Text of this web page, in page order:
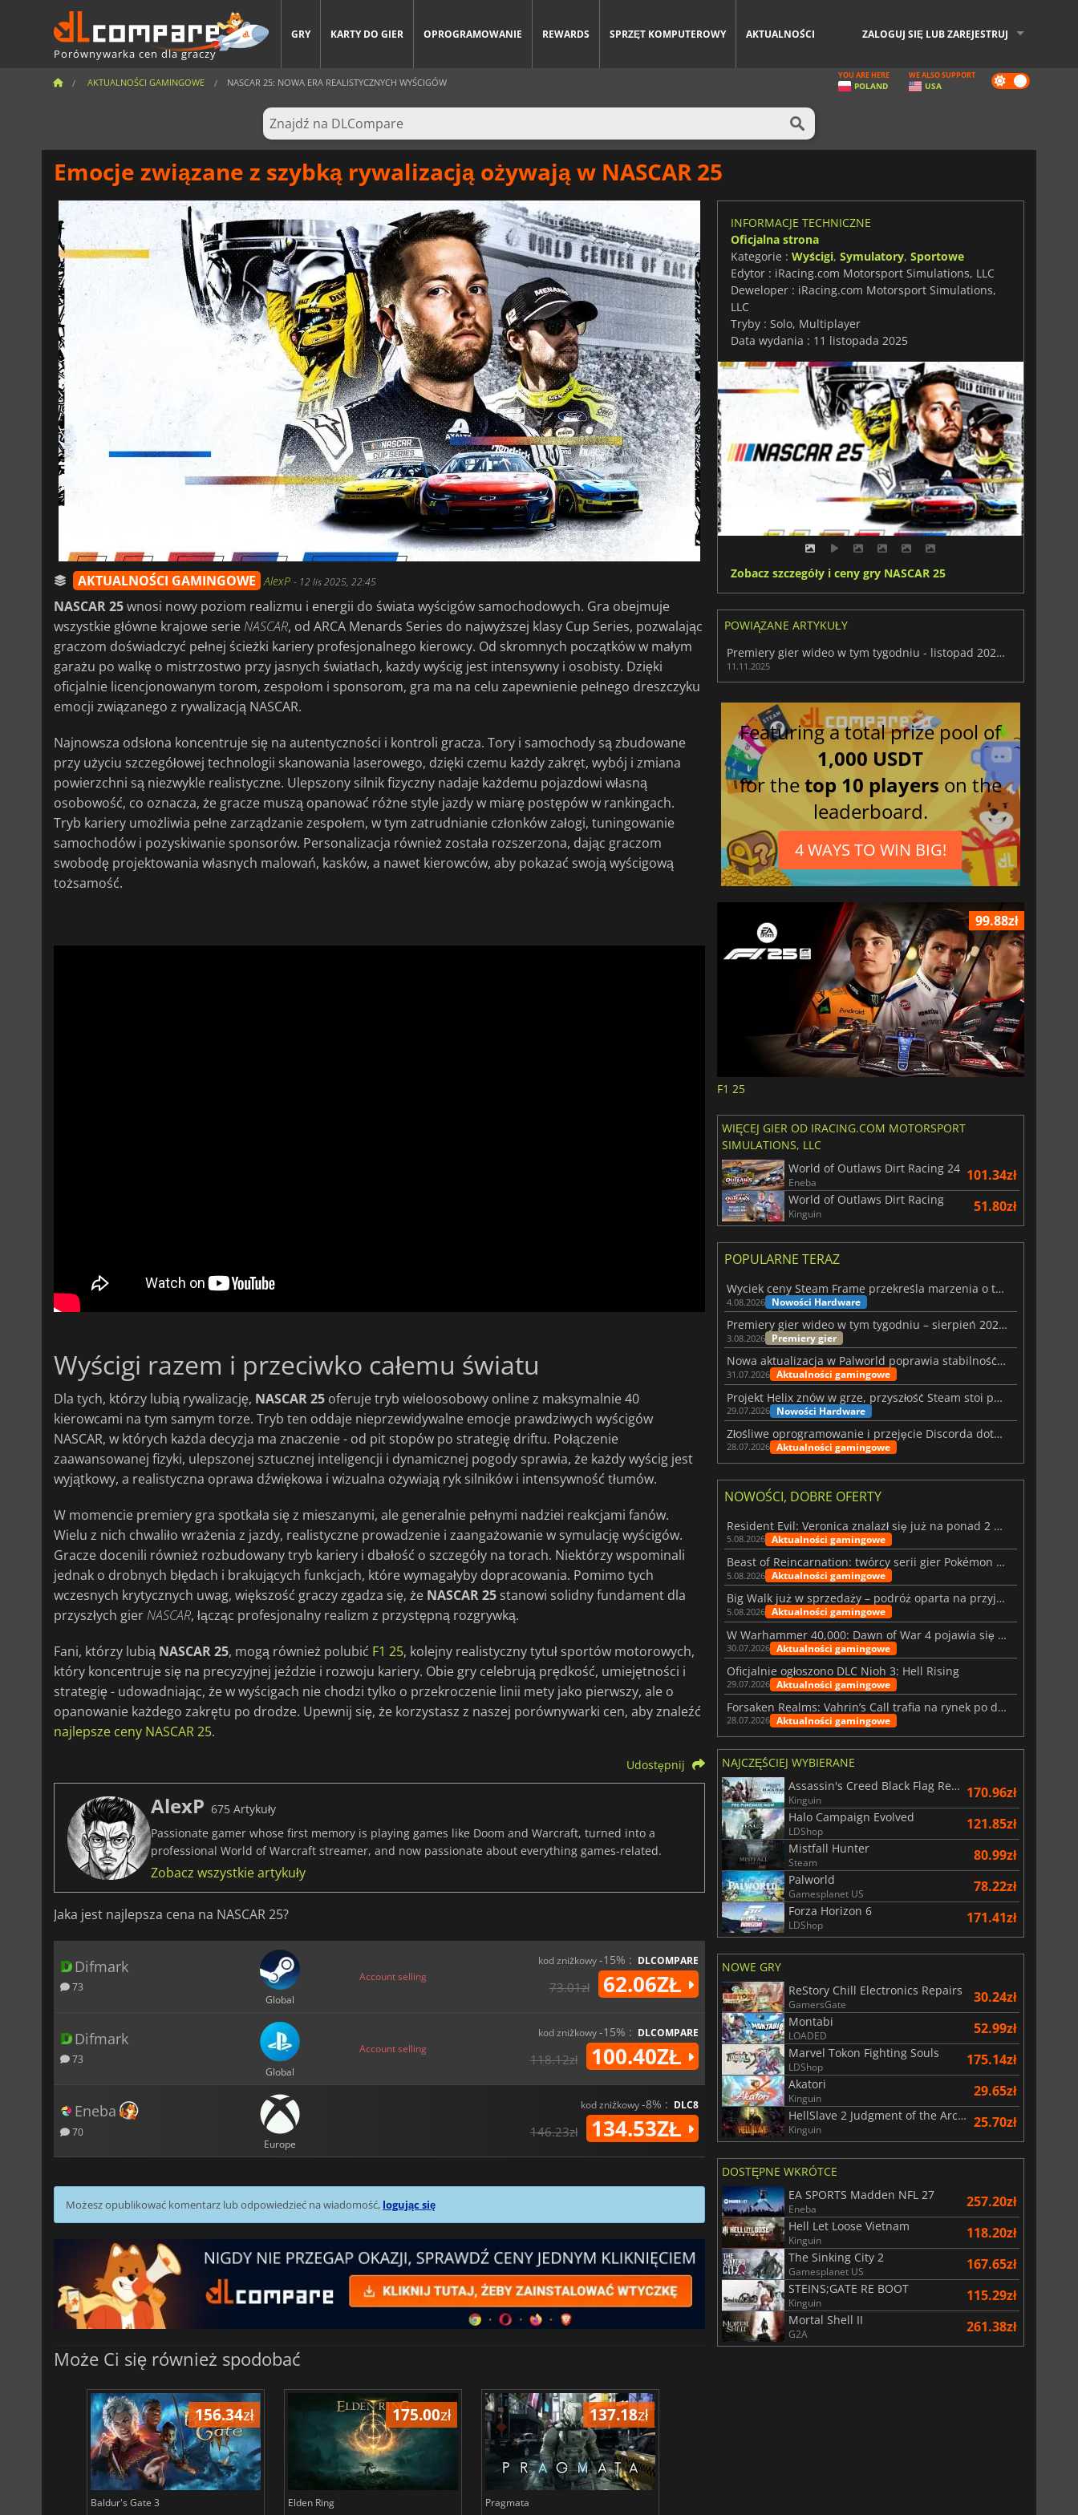
Porównywarka cen dla graczy
GRY KARTY DO GIER OPROGRAMOWANIE REWARDS SPRZĘT KOMPUTEROWY AKTUALNOŚCI ZALOGUJ SIĘ LUB ZAREJESTRUJ
AKTUALNOŚCI GAMINGOWE NASCAR 25: NOWA ERA REALISTYCZNYCH WYŚCIGÓW Dark
mode
YOU ARE HERE
POLAND
WE ALSO SUPPORT
USA
Emocje związane z szybką rywalizacją ożywają w NASCAR 25
AKTUALNOŚCI GAMINGOWE AlexP - 12 lis 2025, 22:45
NASCAR 25wnosi nowy poziom realizmu i energii do świata wyścigów samochodowych. Gra obejmuje
wszystkie główne krajowe serieNASCAR, od ARCA Menards Series do najwyższej klasy Cup Series, pozwalając
graczom doświadczyć pełnej ścieżki kariery profesjonalnego kierowcy. Od skromnych początków w małym
garażu po walkę o mistrzostwo przy jasnych światłach, każdy wyścig jest intensywny i osobisty. Dzięki
oficjalnie licencjonowanym torom, zespołom i sponsorom, gra ma na celu zapewnienie pełnego dreszczyku
emocji związanego z rywalizacją NASCAR.
Najnowsza odsłona koncentruje się na autentyczności i kontroli gracza. Tory i samochody są zbudowane
przy użyciu szczegółowej technologii skanowania laserowego, dzięki czemu każdy zakręt, wybój i zmiana
powierzchni są niezwykle realistyczne. Ulepszony silnik fizyczny nadaje każdemu pojazdowi własną
osobowość, co oznacza, że gracze muszą opanować różne style jazdy w miarę postępów w rankingach.
Tryb kariery umożliwia pełne zarządzanie zespołem, w tym zatrudnianie członków załogi, tuningowanie
samochodów i pozyskiwanie sponsorów. Personalizacja również została rozszerzona, dając graczom
swobodę projektowania własnych malowań, kasków, a nawet kierowców, aby pokazać swoją wyścigową
tożsamość.
Wyścigi razem i przeciwko całemu światu
Dla tych, którzy lubią rywalizację, NASCAR 25 oferuje tryb wieloosobowy online z maksymalnie 40
kierowcami na tym samym torze. Tryb ten oddaje nieprzewidywalne emocje prawdziwych wyścigów
NASCAR, w których każda decyzja ma znaczenie - od pit stopów po strategię driftu. Połączenie
zaawansowanej fizyki, ulepszonej sztucznej inteligencji i dynamicznej pogody sprawia, że każdy wyścig jest
wyjątkowy, a realistyczna oprawa dźwiękowa i wizualna ożywiają ryk silników i intensywność tłumów.
W momencie premiery gra spotkała się z mieszanymi, ale generalnie pełnymi nadziei reakcjami fanów.
Wielu z nich chwaliło wrażenia z jazdy, realistyczne prowadzenie i zaangażowanie w symulację wyścigów.
Gracze docenili również rozbudowany tryb kariery i dbałość o szczegóły na torach. Niektórzy wspominali
jednak o drobnych błędach i brakujących funkcjach, które wymagałyby dopracowania. Pomimo tych
wczesnych krytycznych uwag, większość graczy zgadza się, że NASCAR 25 stanowi solidny fundament dla
przyszłych gierNASCAR, łącząc profesjonalny realizm z przystępną rozgrywką.
Fani, którzy lubią NASCAR 25, mogą również polubić F1 25, kolejny realistyczny tytuł sportów motorowych,
który koncentruje się na precyzyjnej jeździe i rozwoju kariery. Obie gry celebrują prędkość, umiejętności i
strategię - udowadniając, że w wyścigach nie chodzi tylko o przekroczenie linii mety jako pierwszy, ale o
opanowanie każdego zakrętu po drodze. Upewnij się, że korzystasz z naszej porównywarki cen, aby znaleźć
najlepsze ceny NASCAR 25.
Udostępnij
AlexP 675 Artykuły
Passionate gamer whose first memory is playing games like Doom and Warcraft, turned into a
professional World of Warcraft streamer, and now passionate about everything games-related.
Zobacz wszystkie artykuły
Jaka jest najlepsza cena na NASCAR 25?
Difmark
73
Global
Account selling
kod zniżkowy-15% : DLCOMPARE
73.01zł 62.06ZŁ
Difmark
73
Global
Account selling
kod zniżkowy-15% : DLCOMPARE
118.12zł 100.40ZŁ
Eneba
70
Europe
kod zniżkowy-8% : DLC8
146.23zł 134.53ZŁ
Możesz opublikować komentarz lub odpowiedzieć na wiadomość, logując się
Może Ci się również spodobać
156.34zł
Baldur's Gate 3
175.00zł
Elden Ring
137.18zł
Pragmata
INFORMACJE TECHNICZNE
Oficjalna strona
Kategorie : Wyścigi, Symulatory, Sportowe
Edytor : iRacing.com Motorsport Simulations, LLC
Deweloper : iRacing.com Motorsport Simulations,
LLC
Tryby : Solo, Multiplayer
Data wydania : 11 listopada 2025
Zobacz szczegóły i ceny gry NASCAR 25
POWIĄZANE ARTYKUŁY
Premiery gier wideo w tym tygodniu - listopad 2025 (tydzień 46)
11.11.2025
Featuring a total prize pool of
1,000 USDT
for thetop 10 players on the
leaderboard.
4 WAYS TO WIN BIG!
99.88zł
F1 25
WIĘCEJ GIER OD IRACING.COM MOTORSPORT
SIMULATIONS, LLC
World of Outlaws Dirt Racing 24
Eneba 101.34zł
World of Outlaws Dirt Racing
Kinguin 51.80zł
POPULARNE TERAZ
Wyciek ceny Steam Frame przekreśla marzenia o tanim zestawie VR
4.08.2026 Nowości Hardware
Premiery gier wideo w tym tygodniu – sierpień 2026 r. (32. tydzień)
3.08.2026 Premiery gier
Nowa aktualizacja w Palworld poprawia stabilność Sunreach i walk z bossami
31.07.2026 Aktualności gamingowe
Projekt Helix znów w grze, przyszłość Steam stoi pod znakiem zapytania
29.07.2026 Nowości Hardware
Złośliwe oprogramowanie i przejęcie Discorda dotknęły Meccha Chameleon
28.07.2026 Aktualności gamingowe
NOWOŚCI, DOBRE OFERTY
Resident Evil: Veronica znalazł się już na ponad 2 milionach list życzeń
5.08.2026 Aktualności gamingowe
Beast of Reincarnation: twórcy serii gier Pokémon wkraczają na nową ścieżkę
5.08.2026 Aktualności gamingowe
Big Walk już w sprzedaży – podróż oparta na przyjaźni
5.08.2026 Aktualności gamingowe
W Warhammer 40,000: Dawn of War 4 pojawia się frakcja Nekronów
30.07.2026 Aktualności gamingowe
Oficjalnie ogłoszono DLC Nioh 3: Hell Rising
29.07.2026 Aktualności gamingowe
Forsaken Realms: Vahrin’s Call trafia na rynek po dziesięciu latach prac
28.07.2026 Aktualności gamingowe
NAJCZĘŚCIEJ WYBIERANE
Assassin's Creed Black Flag Resynced
Kinguin 170.96zł
Halo Campaign Evolved
LDShop 121.85zł
Mistfall Hunter
Steam 80.99zł
Palworld
Gamesplanet US 78.22zł
Forza Horizon 6
LDShop 171.41zł
NOWE GRY
ReStory Chill Electronics Repairs
GamersGate 30.24zł
Montabi
LOADED 52.99zł
Marvel Tokon Fighting Souls
LDShop 175.14zł
Akatori
Kinguin 29.65zł
HellSlave 2 Judgment of the Archon
Kinguin 25.70zł
DOSTĘPNE WKRÓTCE
EA SPORTS Madden NFL 27
Eneba 257.20zł
Hell Let Loose Vietnam
Kinguin 118.20zł
The Sinking City 2
Gamesplanet US 167.65zł
STEINS;GATE RE BOOT
Kinguin 115.29zł
Mortal Shell II
G2A 261.38zł